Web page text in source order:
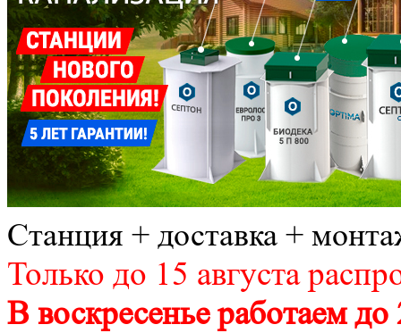
Станция + доставка +
Только до 15 августа
В воскресенье работаем